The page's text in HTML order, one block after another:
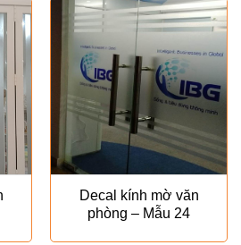
Decal kính mờ văn
phòng – Mẫu 24